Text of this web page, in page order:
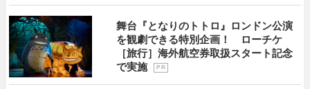
舞台『となりのトトロ』ロンドン公演
を観劇できる特別企画！ ローチケ
［旅行］海外航空券取扱スタート記念
で実施
P R